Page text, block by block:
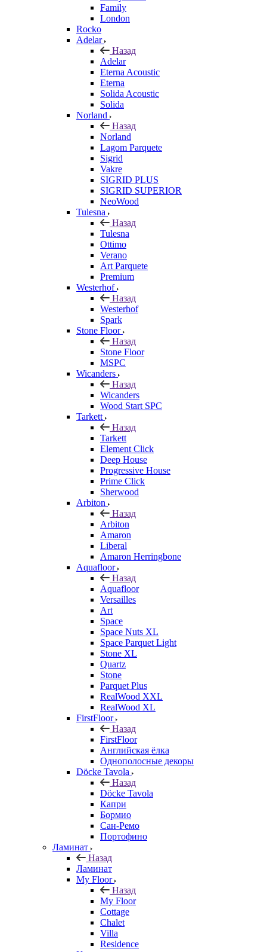
Family
London
Rocko
Adelar
Назад
Adelar
Eterna Acoustic
Eterna
Solida Acoustic
Solida
Norland
Назад
Norland
Lagom Parquete
Sigrid
Vakre
SIGRID PLUS
SIGRID SUPERIOR
NeoWood
Tulesna
Назад
Tulesna
Ottimo
Verano
Art Parquete
Premium
Westerhof
Назад
Westerhof
Spark
Stone Floor
Назад
Stone Floor
MSPC
Wicanders
Назад
Wicanders
Wood Start SPC
Tarkett
Назад
Tarkett
Element Click
Deep House
Progressive House
Prime Click
Sherwood
Arbiton
Назад
Arbiton
Amaron
Liberal
Amaron Herringbone
Aquafloor
Назад
Aquafloor
Versailles
Art
Space
Space Nuts XL
Space Parquet Light
Stone XL
Quartz
Stone
Parquet Plus
RealWood XXL
RealWood XL
FirstFloor
Назад
FirstFloor
Английская ёлка
Однополосные декоры
Döcke Tavola
Назад
Döcke Tavola
Капри
Бормио
Сан-Ремо
Портофино
Ламинат
Назад
Ламинат
My Floor
Назад
My Floor
Cottage
Chalet
Villa
Residence